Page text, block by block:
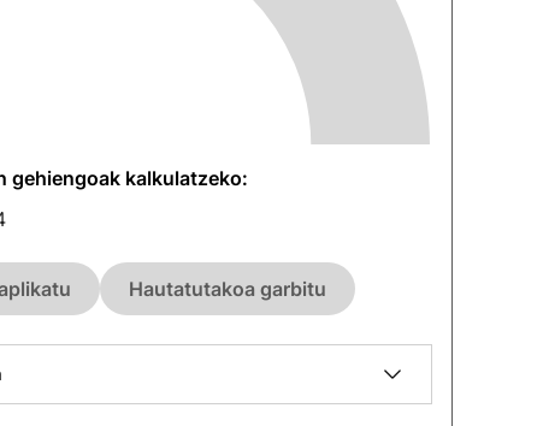
gehiengoak kalkulatzeko:
Hautatutakoa garbitu